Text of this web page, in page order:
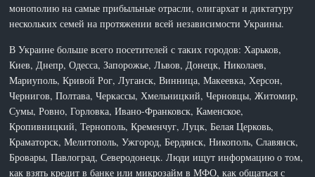
монополию на самые прибыльные отрасли, олигархат и диктатуру
нескольких семей на протяжении всей независимости Украины.
В Украине больше всего посетителей с таких городов: Харьков,
Киев, Днепр, Одесса, Запорожье, Львов, Донецк, Николаев,
Мариуполь, Кривой Рог, Луганск, Винница, Макеевка, Херсон,
Чернигов, Полтава, Черкассы, Хмельницкий, Черновцы, Житомир,
Сумы, Ровно, Горловка, Ивано-Франковск, Каменское,
Кропивницкий, Тернополь, Кременчуг, Луцк, Белая Церковь,
Краматорск, Мелитополь, Ужгород, Бердянск, Никополь, Славянск,
Бровары, Павлоград, Северодонецк. Люди ищут информацию о том,
как взять кредит в банке или микрозайм в МФО, как общаться с